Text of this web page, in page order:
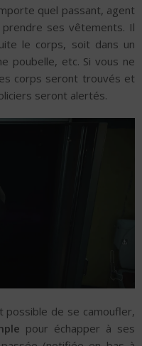
quel passant, agent
ses vêtements. Il
le corps, soit dans un
poubelle, etc. Si vous ne
corps seront trouvés et
seront alertés.
possible de se camoufler,
pour échapper à ses